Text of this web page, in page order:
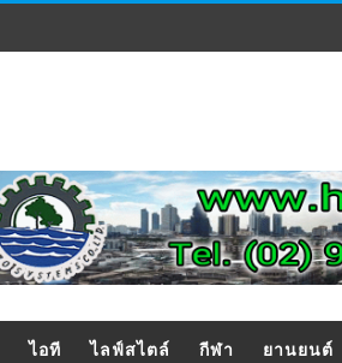
ไอที ไลฟ์สไตล์ กีฬา ยานยนต์